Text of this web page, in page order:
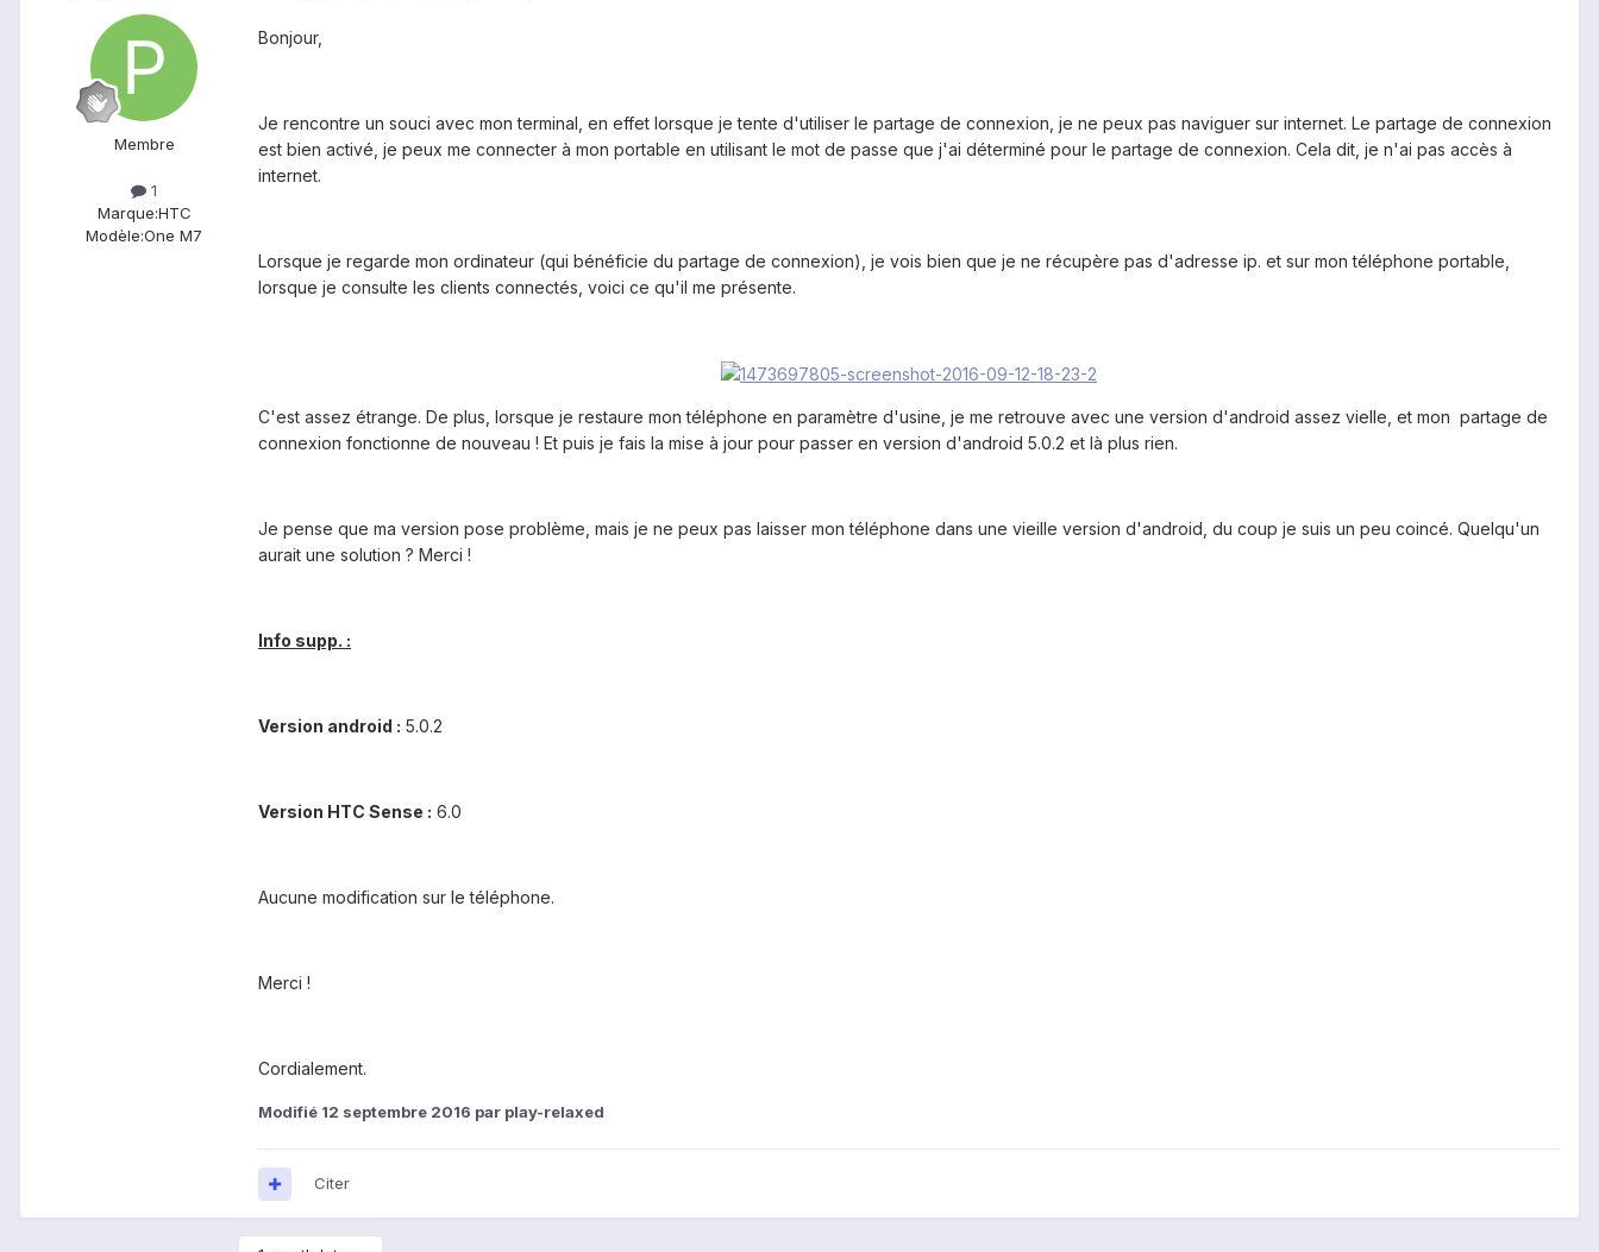
Membre
1
Marque:HTC
Modèle:One M7
Bonjour,
Je rencontre un souci avec mon terminal, en effet lorsque je tente d'utiliser le partage de connexion, je ne peux pas naviguer sur internet. Le partage de connexion
est bien activé, je peux me connecter à mon portable en utilisant le mot de passe que j'ai déterminé pour le partage de connexion. Cela dit, je n'ai pas accès à
internet.
Lorsque je regarde mon ordinateur (qui bénéficie du partage de connexion), je vois bien que je ne récupère pas d'adresse ip. et sur mon téléphone portable,
lorsque je consulte les clients connectés, voici ce qu'il me présente.
C'est assez étrange. De plus, lorsque je restaure mon téléphone en paramètre d'usine, je me retrouve avec une version d'android assez vielle, et mon partage de
connexion fonctionne de nouveau ! Et puis je fais la mise à jour pour passer en version d'android 5.0.2 et là plus rien.
Je pense que ma version pose problème, mais je ne peux pas laisser mon téléphone dans une vieille version d'android, du coup je suis un peu coincé. Quelqu'un
aurait une solution ? Merci !
Info supp. :
Version android : 5.0.2
Version HTC Sense : 6.0
Aucune modification sur le téléphone.
Merci !
Cordialement.
Modifié 12 septembre 2016 par play-relaxed
Citer